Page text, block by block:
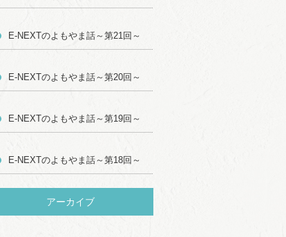
E-NEXTのよもやま話～第21回～
E-NEXTのよもやま話～第20回～
E-NEXTのよもやま話～第19回～
E-NEXTのよもやま話～第18回～
アーカイブ